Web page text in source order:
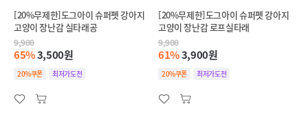
[20%무제한]도그아이 슈퍼펫 강아지
고양이 장난감 실타래공
9,900
65%3,500원
20%쿠폰 최저가도전
[20%무제한]도그아이 슈퍼펫 강아지
고양이 장난감 로프실타래
9,900
61%3,900원
20%쿠폰 최저가도전